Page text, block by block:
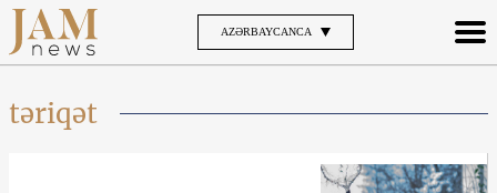
AZƏRBAYCANCA
təriqət